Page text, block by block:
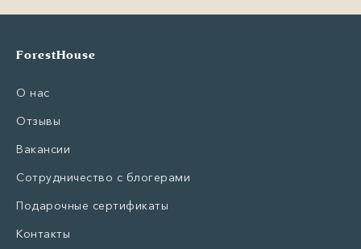
ForestHouse
О нас
Отзывы
Вакансии
Сотрудничество с блогерами
Подарочные сертификаты
Контакты